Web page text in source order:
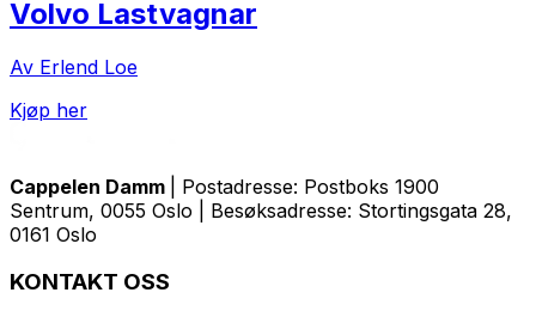
Volvo Lastvagnar
Av Erlend Loe
Kjøp her
Cappelen Damm
| Postadresse: Postboks 1900
Sentrum, 0055 Oslo | Besøksadresse: Stortingsgata 28,
0161 Oslo
KONTAKT OSS